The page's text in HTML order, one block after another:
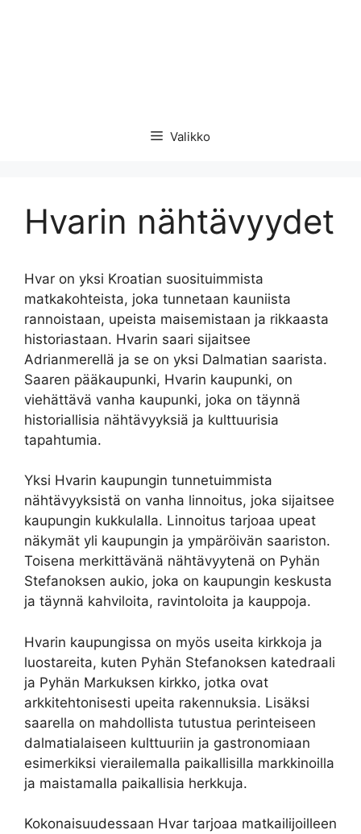
Valikko
Hvarin nähtävyydet
Hvar on yksi Kroatian suosituimmista
matkakohteista, joka tunnetaan kauniista
rannoistaan, upeista maisemistaan ja rikkaasta
historiastaan. Hvarin saari sijaitsee
Adrianmerellä ja se on yksi Dalmatian saarista.
Saaren pääkaupunki, Hvarin kaupunki, on
viehättävä vanha kaupunki, joka on täynnä
historiallisia nähtävyyksiä ja kulttuurisia
tapahtumia.
Yksi Hvarin kaupungin tunnetuimmista
nähtävyyksistä on vanha linnoitus, joka sijaitsee
kaupungin kukkulalla. Linnoitus tarjoaa upeat
näkymät yli kaupungin ja ympäröivän saariston.
Toisena merkittävänä nähtävyytenä on Pyhän
Stefanoksen aukio, joka on kaupungin keskusta
ja täynnä kahviloita, ravintoloita ja kauppoja.
Hvarin kaupungissa on myös useita kirkkoja ja
luostareita, kuten Pyhän Stefanoksen katedraali
ja Pyhän Markuksen kirkko, jotka ovat
arkkitehtonisesti upeita rakennuksia. Lisäksi
saarella on mahdollista tutustua perinteiseen
dalmatialaiseen kulttuuriin ja gastronomiaan
esimerkiksi vierailemalla paikallisilla markkinoilla
ja maistamalla paikallisia herkkuja.
Kokonaisuudessaan Hvar tarjoaa matkailijoilleen